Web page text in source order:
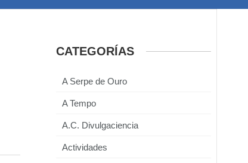
CATEGORÍAS
A Serpe de Ouro
A Tempo
A.C. Divulgaciencia
Actividades